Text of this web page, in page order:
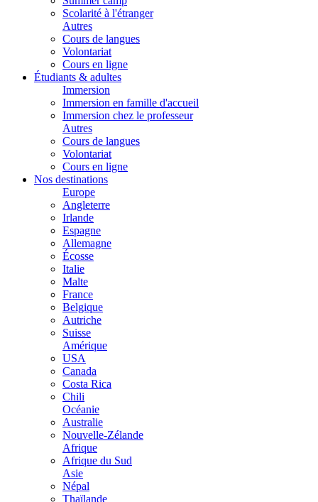
Scolarité à l'étranger
Autres
Cours de langues
Volontariat
Cours en ligne
Étudiants & adultes
Immersion
Immersion en famille d'accueil
Immersion chez le professeur
Autres
Cours de langues
Volontariat
Cours en ligne
Nos destinations
Europe
Angleterre
Irlande
Espagne
Allemagne
Écosse
Italie
Malte
France
Belgique
Autriche
Suisse
Amérique
USA
Canada
Costa Rica
Chili
Océanie
Australie
Nouvelle-Zélande
Afrique
Afrique du Sud
Asie
Népal
Thaïlande